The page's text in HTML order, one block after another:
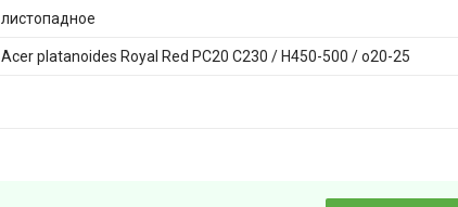
листопадное
Acer platanoides Royal Red PC20 C230 / H450-500 / o20-25